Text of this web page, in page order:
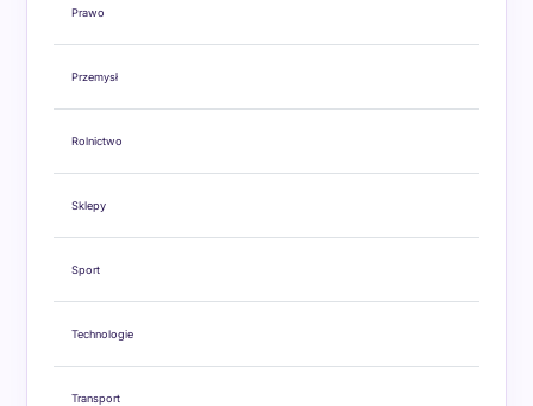
Prawo
Przemysł
Rolnictwo
Sklepy
Sport
Technologie
Transport